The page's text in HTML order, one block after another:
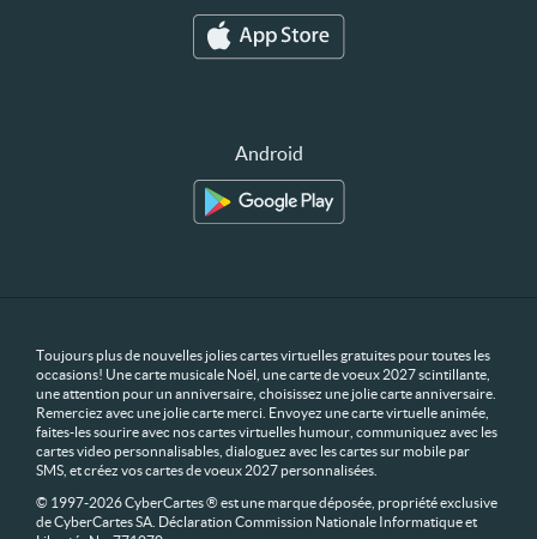
Android
Toujours plus de nouvelles jolies cartes virtuelles gratuites pour toutes les
occasions! Une carte musicale Noël, une carte de voeux 2027 scintillante,
une attention pour un anniversaire, choisissez une jolie carte anniversaire.
Remerciez avec une jolie carte merci. Envoyez une carte virtuelle animée,
faites-les sourire avec nos cartes virtuelles humour, communiquez avec les
cartes video personnalisables, dialoguez avec les cartes sur mobile par
SMS, et créez vos cartes de voeux 2027 personnalisées.
© 1997-2026 CyberCartes ® est une marque déposée, propriété exclusive
de CyberCartes SA. Déclaration Commission Nationale Informatique et